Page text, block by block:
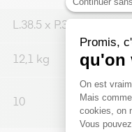
L.38.5 x P.32 x H. 99 cm
12,1 kg
10